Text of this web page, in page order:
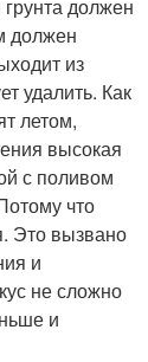
должен
должен
из
удалить. Как
летом,
высокая
с поливом
что
Это вызвано
и
не сложно
и